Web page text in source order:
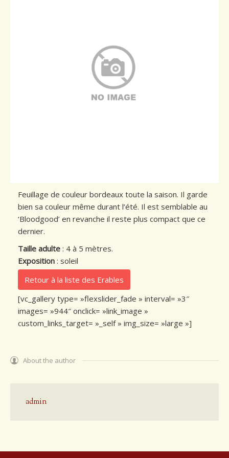
Feuillage de couleur bordeaux toute la saison. Il garde
bien sa couleur même durant l’été. Il est semblable au
‘Bloodgood’ en revanche il reste plus compact que ce
dernier.
Taille adulte : 4 à 5 mètres.
Exposition : soleil
Retour à la liste des Erables
[vc_gallery type= »flexslider_fade » interval= »3″
images= »944″ onclick= »link_image »
custom_links_target= »_self » img_size= »large »]
About the author
admin